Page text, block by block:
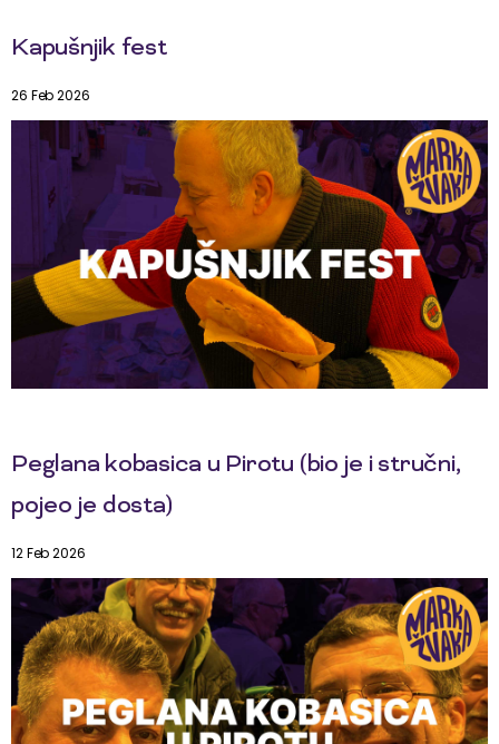
Kapušnjik fest
26 Feb 2026
Peglana kobasica u Pirotu (bio je i stručni,
pojeo je dosta)
12 Feb 2026